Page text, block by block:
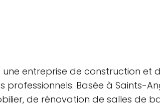
entreprise de construction
Basée à Saints-
de rénovation de salles de